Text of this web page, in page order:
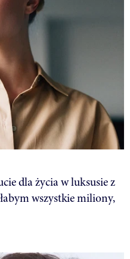
dla życia w luksusie z
wszystkie miliony,